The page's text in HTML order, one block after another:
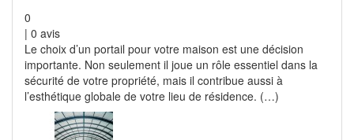
0
| 0 avis
Le choix d’un portail pour votre maison est une décision
importante. Non seulement il joue un rôle essentiel dans la
sécurité de votre propriété, mais il contribue aussi à
l’esthétique globale de votre lieu de résidence. (…)